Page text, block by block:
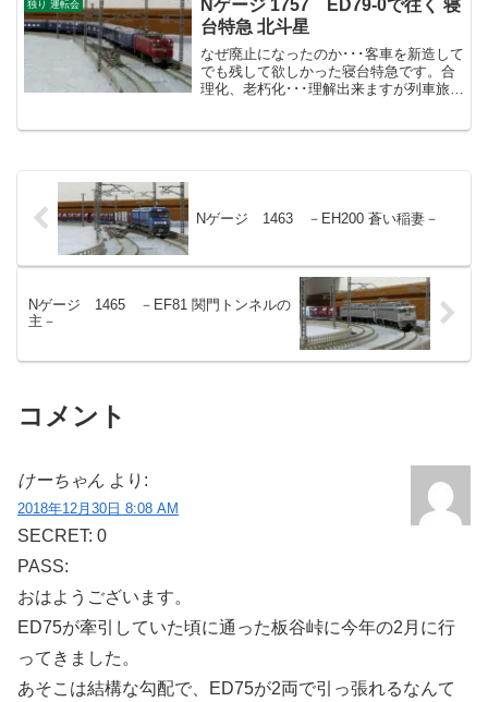
独り 運転会
Nゲージ 1757 ED79-0で往く 寝
台特急 北斗星
なぜ廃止になったのか･･･客車を新造して
でも残して欲しかった寝台特急です。合
理化、老朽化･･･理解出来ますが列車旅の
Nゲージ 1463 －EH200 蒼い稲妻－
Nゲージ 1465 －EF81 関門トンネルの
主－
コメント
けーちゃん より:
2018年12月30日 8:08 AM
SECRET: 0
PASS:
おはようございます。
ED75が牽引していた頃に通った板谷峠に今年の2月に行
ってきました。
あそこは結構な勾配で、ED75が2両で引っ張れるなんて